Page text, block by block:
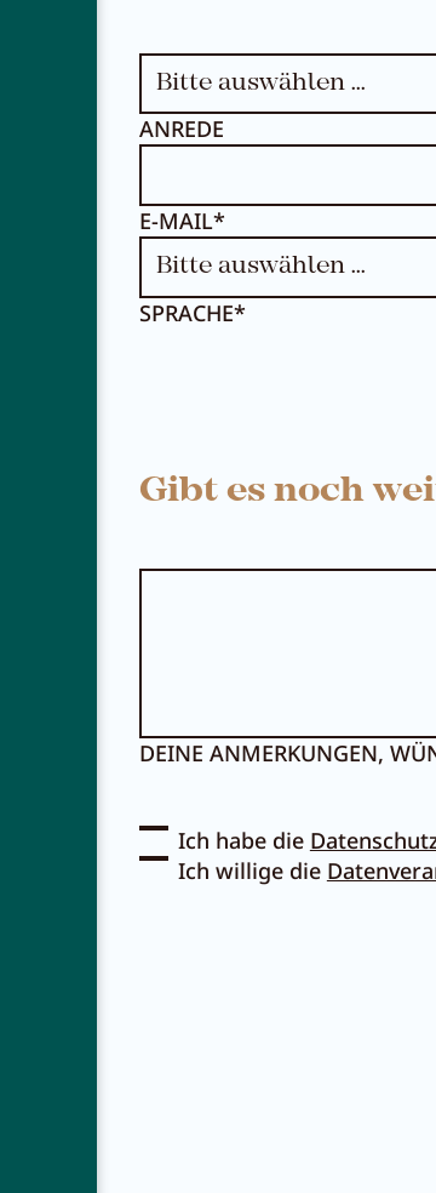
ANREDE
E-MAIL*
SPRACHE*
Gibt es noch
DEINE ANMERKUNGEN,
Ich habe die
Ich willige die